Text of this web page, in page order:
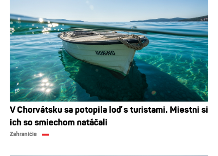
V Chorvátsku sa potopila loď s turistami. Miestni si
ich so smiechom natáčali
Zahraničie